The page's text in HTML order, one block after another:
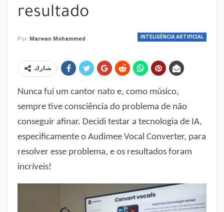
resultado
INTELIGÊNCIA ARTIFICIAL
Por Marwan Mohammed
شارك
Nunca fui um cantor nato e, como músico,
sempre tive consciência do problema de não
conseguir afinar. Decidi testar a tecnologia de IA,
especificamente o Audimee Vocal Converter, para
resolver esse problema, e os resultados foram
incríveis!